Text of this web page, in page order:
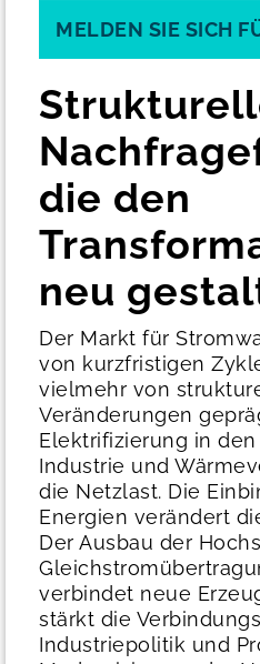
MELDEN SIE SICH
die den
neu
Der Markt für
von kurzfristigen
vielmehr von
Veränderungen
Elektrifizierung in
Industrie und
die Netzlast. Die
Energien verändert
Der Ausbau der
verbindet neue
stärkt die
Industriepolitik und